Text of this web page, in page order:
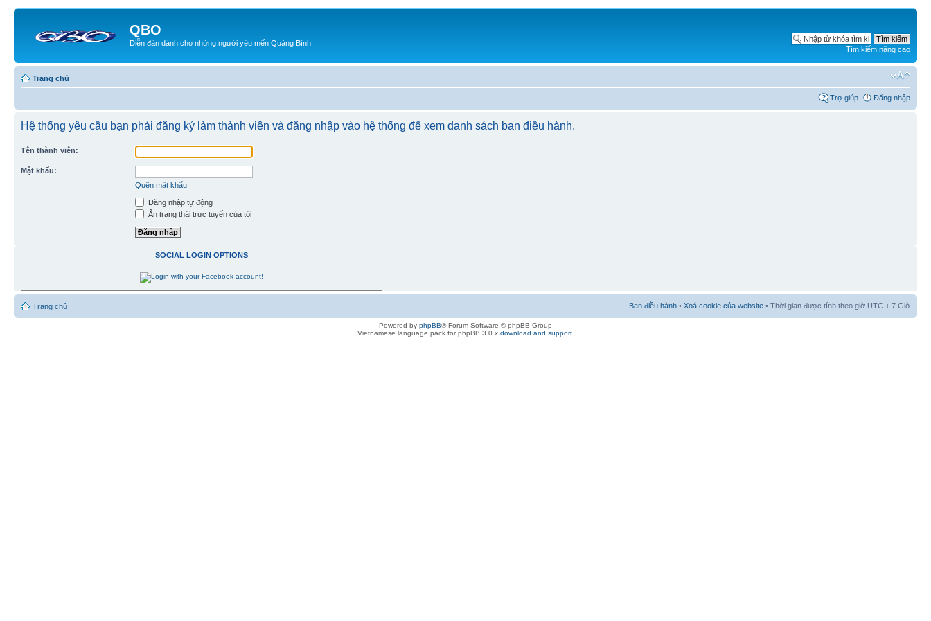
QBO
Diễn đàn dành cho những người yêu mến Quảng Bình
Tìm kiếm nâng cao
Trang chủ
Trợ giúp Đăng nhập
Hệ thống yêu cầu bạn phải đăng ký làm thành viên và đăng nhập vào hệ thống để xem danh sách ban điều hành.
Tên thành viên:
Mật khẩu:
Quên mật khẩu
Đăng nhập tự động
Ẩn trạng thái trực tuyến của tôi
SOCIAL LOGIN OPTIONS
Trang chủ Ban điều hành • Xoá cookie của website • Thời gian được tính theo giờ UTC + 7 Giờ
Powered by phpBB® Forum Software © phpBB Group
Vietnamese language pack for phpBB 3.0.x download and support.